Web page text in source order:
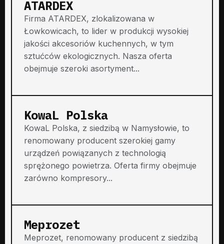
ATARDEX
Firma ATARDEX, zlokalizowana w
Łowkowicach, to lider w produkcji wysokiej
jakości akcesoriów kuchennych, w tym
sztućców ekologicznych. Nasza oferta
obejmuje szeroki asortyment...
KowaL Polska
KowaL Polska, z siedzibą w Namysłowie, to
renomowany producent szerokiej gamy
urządzeń powiązanych z technologią
sprężonego powietrza. Oferta firmy obejmuje
zarówno kompresory...
Meprozet
Meprozet, renomowany producent z siedzibą